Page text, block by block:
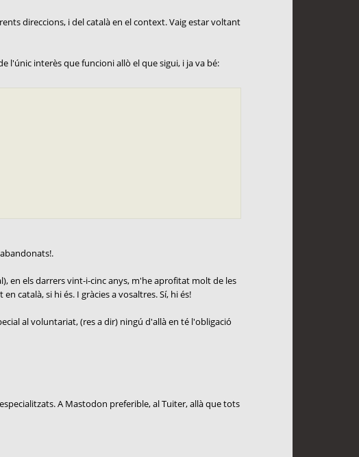
direccions, i del català en el context. Vaig estar voltant
l'únic interès que funcioni allò el que sigui, i ja va bé:
en els darrers vint-i-cinc anys, m'he aprofitat molt de les
català, si hi és. I gràcies a vosaltres. Sí, hi és!
al voluntariat, (res a dir) ningú d'allà en té l'obligació
A Mastodon preferible, al Tuiter, allà que tots